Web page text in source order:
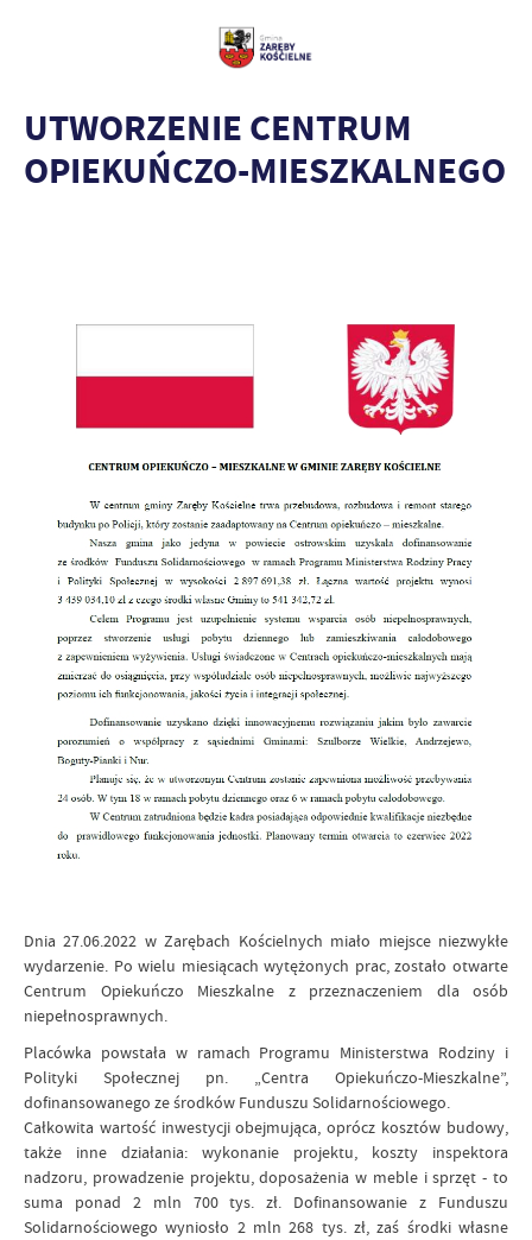
UTWORZENIE CENTRUM
OPIEKUŃCZO-MIESZKALNEGO
Dnia 27.06.2022 w Zarębach Kościelnych miało miejsce niezwykłe
wydarzenie. Po wielu miesiącach wytężonych prac, zostało otwarte
Centrum Opiekuńczo Mieszkalne z przeznaczeniem dla osób
niepełnosprawnych.
Placówka powstała w ramach Programu Ministerstwa Rodziny i
Polityki Społecznej pn. „Centra Opiekuńczo-Mieszkalne”,
dofinansowanego ze środków Funduszu Solidarnościowego.
Całkowita wartość inwestycji obejmująca, oprócz kosztów budowy,
także inne działania: wykonanie projektu, koszty inspektora
nadzoru, prowadzenie projektu, doposażenia w meble i sprzęt - to
suma ponad 2 mln 700 tys. zł. Dofinansowanie z Funduszu
Solidarnościowego wyniosło 2 mln 268 tys. zł, zaś środki własne